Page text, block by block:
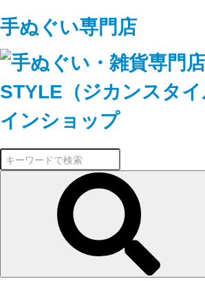
手ぬぐい専門店